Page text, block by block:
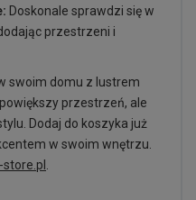
Doskonale sprawdzi się w
przestrzeni i
swoim domu z lustrem
przestrzeń, ale
Dodaj do koszyka już
w swoim wnętrzu.